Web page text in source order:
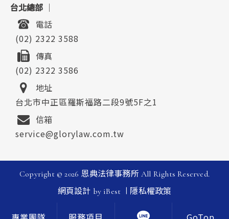
台北總部 ｜
地址
台北市中正區羅斯福路二段9號5F之1
電話
(02) 2322 3588
傳真
(02) 2322 3586
信箱
service@glorylaw.com.tw
Copyright © 2026 恩典法律事務所 All Rights Reserved.
網頁設計 by iBest | 隱私權政策